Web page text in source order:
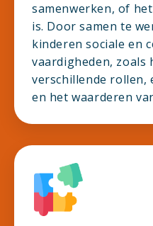
samenwerken, of
is. Door samen te
kinderen sociale en
vaardigheden, zoals
verschillende rollen,
en het waarderen